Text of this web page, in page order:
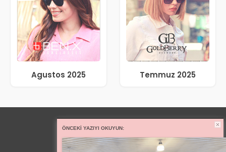
Agustos 2025 Temmuz 2025
ÖNCEKI YAZIYI OKUYUN: